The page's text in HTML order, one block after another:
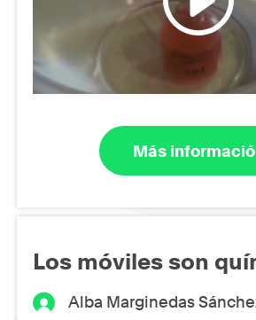
Más
Los móviles son
Alba Marginedas